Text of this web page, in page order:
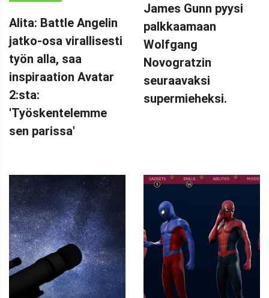
Alita: Battle Angelin
jatko-osa virallisesti
työn alla, saa
inspiraation Avatar
2:sta:
'Työskentelemme
sen parissa'
James Gunn pyysi
palkkaamaan
Wolfgang
Novogratzin
seuraavaksi
supermieheksi.